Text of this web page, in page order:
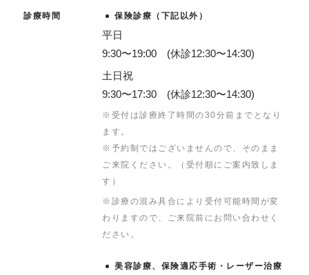
診療時間 保険診療（下記以外）
平日
9:30〜19:00 (休診12:30〜14:30)
土日祝
9:30〜17:30 (休診12:30〜14:30)
※受付は診療終了時間の30分前までとなり
ます。
※予約制ではございませんので、そのまま
ご来院ください。（受付順にご案内致しま
す）
※診療の混み具合により受付可能時間が変
わりますので、ご来院前にお問い合わせく
ださい。
美容診療、保険適応手術・レーザー治療